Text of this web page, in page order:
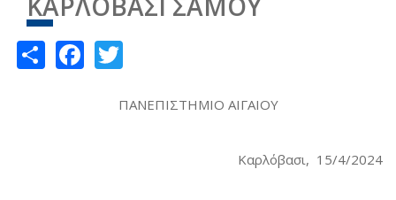
ShareFacebook
ΠΑΝΕΠΙΣΤΗΜΙΟ ΑΙΓΑΙΟΥ
Καρλόβασι, 15/4/2024